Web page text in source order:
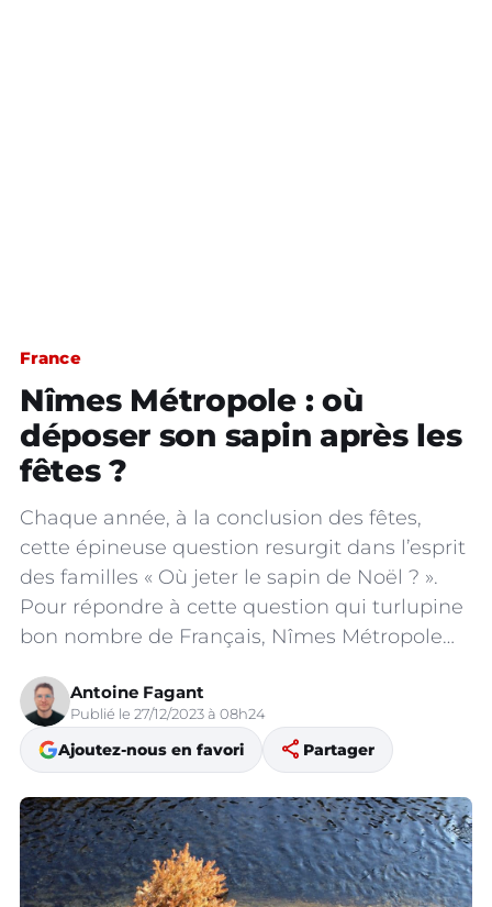
France
Nîmes Métropole : où
déposer son sapin après les
fêtes ?
Chaque année, à la conclusion des fêtes,
cette épineuse question resurgit dans l’esprit
des familles « Où jeter le sapin de Noël ? ».
Pour répondre à cette question qui turlupine
bon nombre de Français, Nîmes Métropole…
Antoine Fagant
Publié le 27/12/2023 à 08h24
Ajoutez-nous en favori share Partager